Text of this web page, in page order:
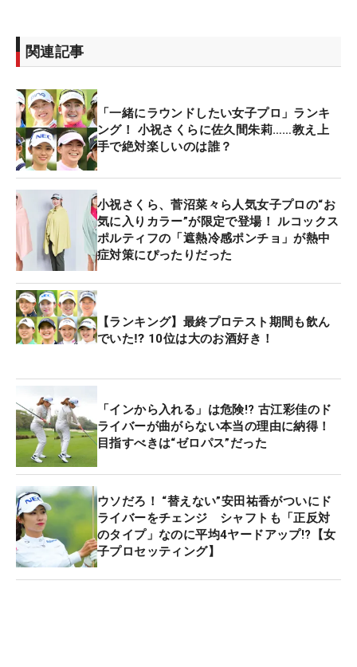
関連記事
「一緒にラウンドしたい女子プロ」ランキ
ング！ 小祝さくらに佐久間朱莉……教え上
手で絶対楽しいのは誰？
小祝さくら、菅沼菜々ら人気女子プロの“お
気に入りカラー”が限定で登場！ ルコックス
ポルティフの「遮熱冷感ポンチョ」が熱中
症対策にぴったりだった
【ランキング】最終プロテスト期間も飲ん
でいた⁉ 10位は大のお酒好き！
「インから入れる」は危険!? 古江彩佳のド
ライバーが曲がらない本当の理由に納得！
目指すべきは“ゼロパス”だった
ウソだろ！ “替えない”安田祐香がついにド
ライバーをチェンジ シャフトも「正反対
のタイプ」なのに平均4ヤードアップ!?【女
子プロセッティング】